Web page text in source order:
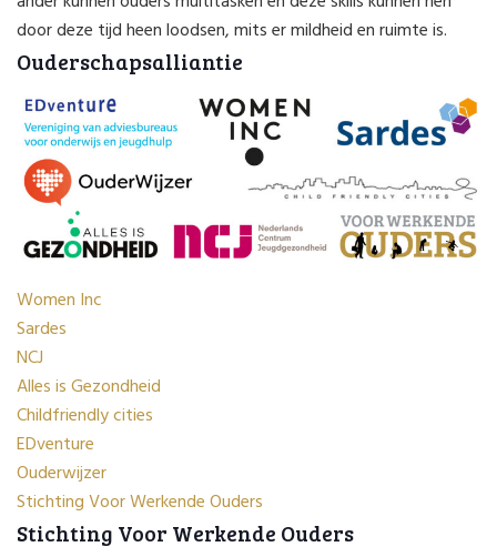
door deze tijd heen loodsen, mits er mildheid en ruimte is.
Ouderschapsalliantie
Women Inc
Sardes
NCJ
Alles is Gezondheid
Childfriendly cities
EDventure
Ouderwijzer
Stichting Voor Werkende Ouders
Stichting Voor Werkende Ouders